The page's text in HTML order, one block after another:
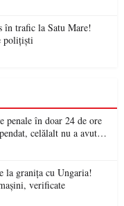
trafic la Satu Mare!
polițiști
penale în doar 24 de ore
celălalt nu a avut
la granița cu Ungaria!
verificate